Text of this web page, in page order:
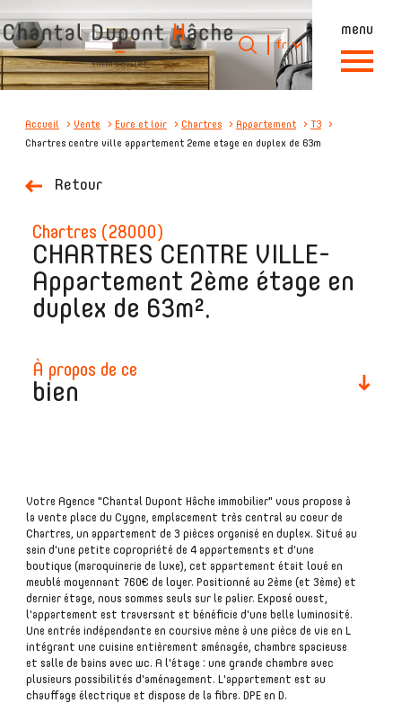
menu
Langue
fr
Accueil
0
Langue
fr
Accueil Vente Eure et loir Chartres Appartement
T3
Chartres centre ville appartement 2eme etage en duplex de 63m
Retour
chartres (28000)
CHARTRES CENTRE VILLE-
Appartement 2ème étage en
duplex de 63m².
à propos de ce
bien
plus d'informations
financières
plus de
détails
Votre Agence "Chantal Dupont Hâche immobilier" vous propose à
la vente place du Cygne, emplacement très central au coeur de
Chartres, un appartement de 3 pièces organisé en duplex. Situé au
sein d'une petite copropriété de 4 appartements et d'une
boutique (maroquinerie de luxe), cet appartement était loué en
meublé moyennant 760€ de loyer. Positionné au 2ème (et 3ème) et
dernier étage, nous sommes seuls sur le palier. Exposé ouest,
l'appartement est traversant et bénéficie d'une belle luminosité.
Une entrée indépendante en coursive mène à une pièce de vie en L
intégrant une cuisine entièrement aménagée, chambre spacieuse
et salle de bains avec wc. A l'étage : une grande chambre avec
plusieurs possibilités d'aménagement. L'appartement est au
chauffage électrique et dispose de la fibre. DPE en D.